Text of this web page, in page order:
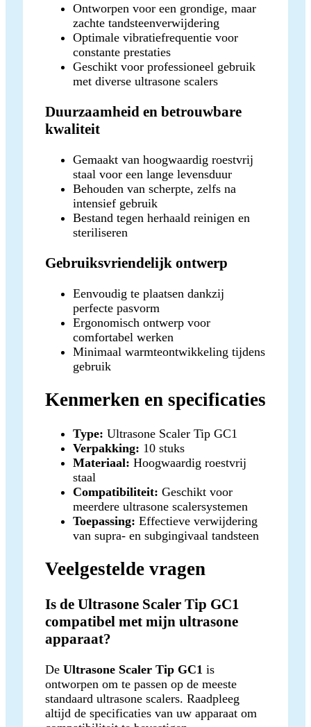
Ontworpen voor een grondige, maar
zachte tandsteenverwijdering
Optimale vibratiefrequentie voor
constante prestaties
Geschikt voor professioneel gebruik
met diverse ultrasone scalers
Duurzaamheid en betrouwbare
kwaliteit
Gemaakt van hoogwaardig roestvrij
staal voor een lange levensduur
Behouden van scherpte, zelfs na
intensief gebruik
Bestand tegen herhaald reinigen en
steriliseren
Gebruiksvriendelijk ontwerp
Eenvoudig te plaatsen dankzij
perfecte pasvorm
Ergonomisch ontwerp voor
comfortabel werken
Minimaal warmteontwikkeling tijdens
gebruik
Kenmerken en specificaties
Type: Ultrasone Scaler Tip GC1
Verpakking: 10 stuks
Materiaal: Hoogwaardig roestvrij
staal
Compatibiliteit: Geschikt voor
meerdere ultrasone scalersystemen
Toepassing: Effectieve verwijdering
van supra- en subgingivaal tandsteen
Veelgestelde vragen
Is de Ultrasone Scaler Tip GC1
compatibel met mijn ultrasone
apparaat?
De Ultrasone Scaler Tip GC1 is
ontworpen om te passen op de meeste
standaard ultrasone scalers. Raadpleeg
altijd de specificaties van uw apparaat om